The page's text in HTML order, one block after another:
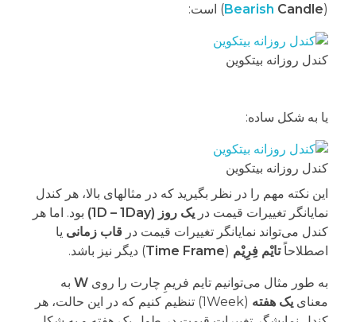
(
Bearish Candle ) است:
کندل روزانه بیتکوین
یا به شکل ساده:
کندل روزانه بیتکوین
این نکته مهم را در نظر بگیرید که در مثالهای بالا، هر کندل
نمایانگر تغییرات قیمت در یک روز (1D – 1Day)
بود. اما هر
کندل می‌تواند نمایانگر تغییرات قیمت در قاب زمانی یا
اصطلاحاًتایْم فِرِیْم (
Time Frame) دیگر نیز باشد.
به طور مثال می‌توانیم تایم فریمِ چارت را روی W به
معنای یک هفته
(1Week) تنظیم کنیم که در این حالت، هر